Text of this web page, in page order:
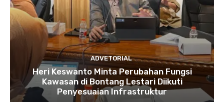
ADVETORIAL
Heri Keswanto Minta Perubahan Fungsi
Kawasan di Bontang Lestari Diikuti
Penyesuaian Infrastruktur